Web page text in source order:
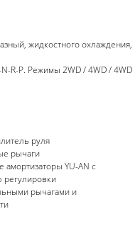
жидкостного охлаждения,
R-P. Режимы 2WD / 4WD / 4WD
руля
рычаги
YU-AN с
рычагами и